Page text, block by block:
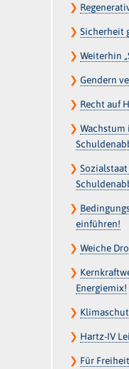
❯
❯ Sicherheit
❯ Weiterhin
❯ Gendern
❯ Recht auf
❯ Wachstum
❯
❯
einführen!
❯ Weiche
❯
Energiemix!
❯
❯ Hartz-IV
❯ Für